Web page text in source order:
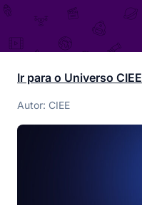
Ir para o Universo CIEE
Autor: CIEE